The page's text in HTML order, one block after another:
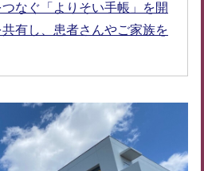
なぐ「よりそい手帳」を開
有し、患者さんやご家族を